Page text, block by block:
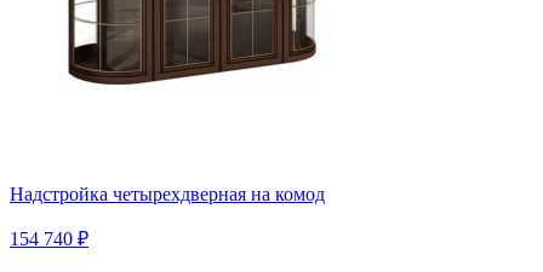
Надстройка четырехдверная на комод
154 740 ₽